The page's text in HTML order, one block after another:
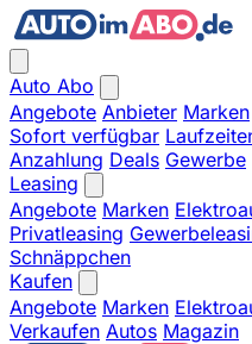
Auto Abo
Angebote Anbieter Marken
Sofort verfügbar
Anzahlung Deals Gewerbe
Leasing
Angebote Marken
Privatleasing
Schnäppchen
Kaufen
Angebote Marken
Verkaufen Autos Magazin